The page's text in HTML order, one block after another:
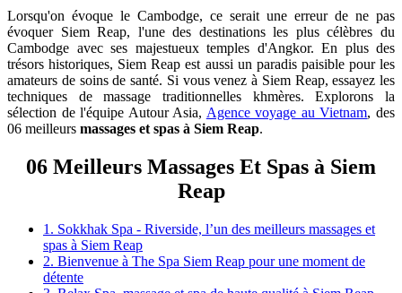
Lorsqu'on évoque le Cambodge, ce serait une erreur de ne pas
évoquer Siem Reap, l'une des destinations les plus célèbres du
Cambodge avec ses majestueux temples d'Angkor. En plus des
trésors historiques, Siem Reap est aussi un paradis paisible pour les
amateurs de soins de santé. Si vous venez à Siem Reap, essayez les
techniques de massage traditionnelles khmères. Explorons la
sélection de l'équipe Autour Asia, Agence voyage au Vietnam, des
06 meilleurs massages et spas à Siem Reap.
06 Meilleurs Massages Et Spas à Siem
Reap
1. Sokkhak Spa - Riverside, l’un des meilleurs massages et
spas à Siem Reap
2. Bienvenue à The Spa Siem Reap pour une moment de
détente